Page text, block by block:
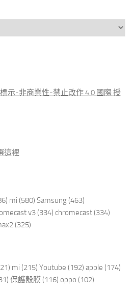
標示-非商業性-禁止改作 4.0 國際 授
這裡
mi (580) Samsung (463)
v3 (334) chromecast (334)
(325)
mi (215) Youtube (192) apple (174)
保護殼膜 (116) oppo (102)